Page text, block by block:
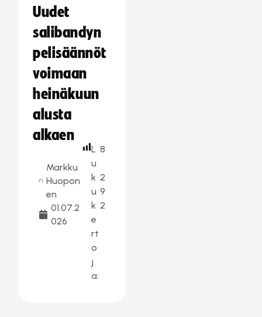
Uudet
salibandyn
pelisäännöt
voimaan
heinäkuun
alusta
alkaen
Markku
Huopon
en
01.07.2
026
L
u
k
u
k
e
rt
o
j
a:
8
2
9
2